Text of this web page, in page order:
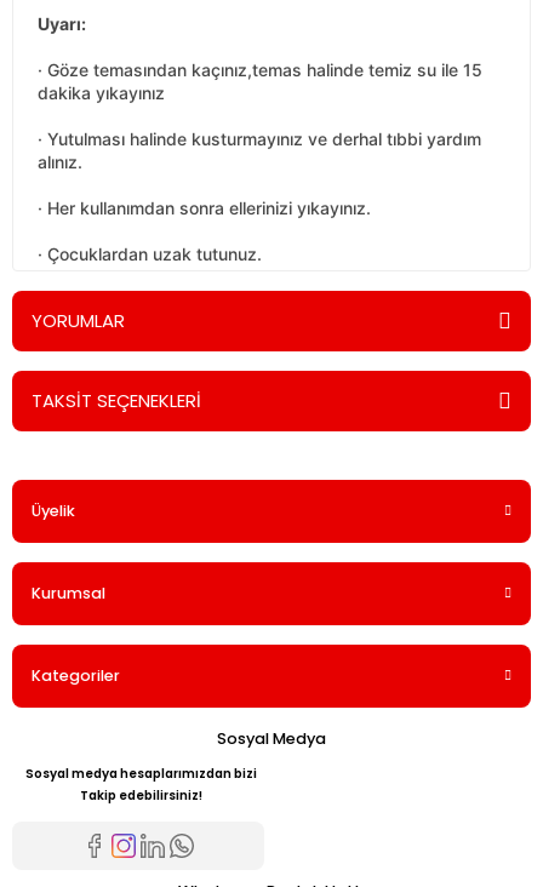
Uyarı:
· Göze temasından kaçınız,temas halinde temiz su ile 15
dakika yıkayınız
· Yutulması halinde kusturmayınız ve derhal tıbbi yardım
alınız.
· Her kullanımdan sonra ellerinizi yıkayınız.
· Çocuklardan uzak tutunuz.
YORUMLAR
Bu ürüne ilk yorumu siz yapın!
TAKSİT SEÇENEKLERİ
Üyelik
Kurumsal
Kategoriler
Sosyal Medya
Sosyal medya hesaplarımızdan bizi
Takip edebilirsiniz!